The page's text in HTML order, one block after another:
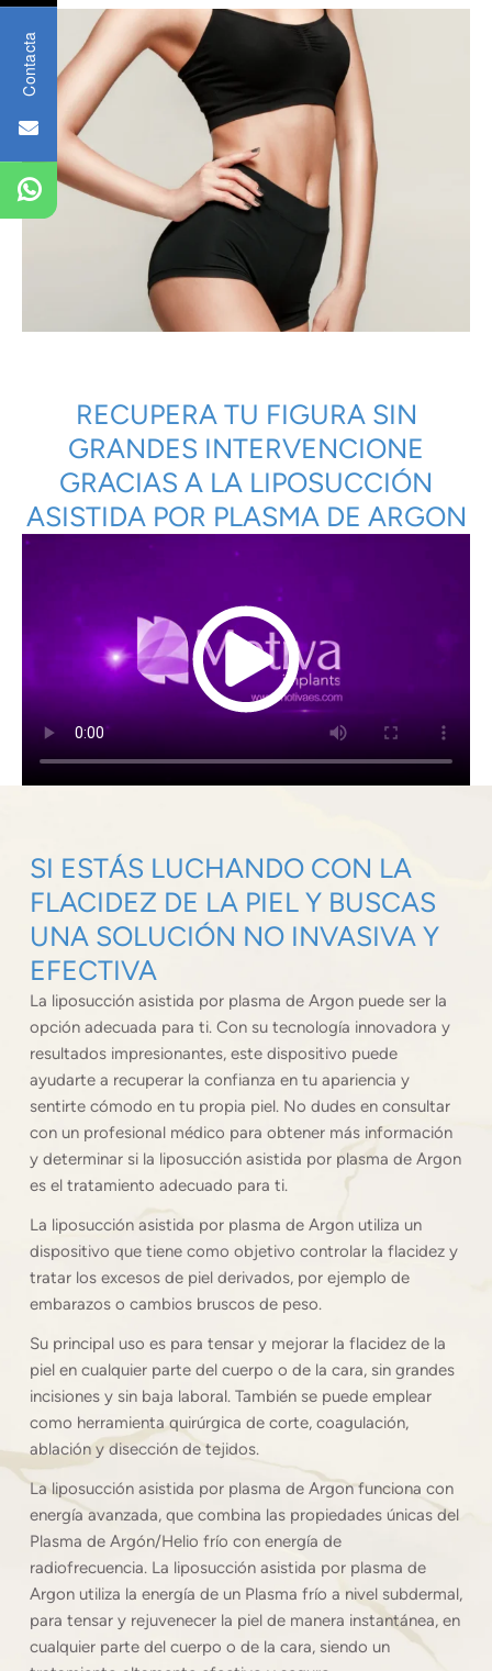
RECUPERA TU FIGURA SIN
GRANDES INTERVENCIONE
GRACIAS A LA LIPOSUCCIÓN
ASISTIDA POR PLASMA DE ARGON
SI ESTÁS LUCHANDO CON LA
FLACIDEZ DE LA PIEL Y BUSCAS
UNA SOLUCIÓN NO INVASIVA Y
EFECTIVA
La liposucción asistida por plasma de Argon puede ser la
opción adecuada para ti. Con su tecnología innovadora y
resultados impresionantes, este dispositivo puede
ayudarte a recuperar la confianza en tu apariencia y
sentirte cómodo en tu propia piel. No dudes en consultar
con un profesional médico para obtener más información
y determinar si la liposucción asistida por plasma de Argon
es el tratamiento adecuado para ti.
La liposucción asistida por plasma de Argon utiliza un
dispositivo que tiene como objetivo controlar la flacidez y
tratar los excesos de piel derivados, por ejemplo de
embarazos o cambios bruscos de peso.
Su principal uso es para tensar y mejorar la flacidez de la
piel en cualquier parte del cuerpo o de la cara, sin grandes
incisiones y sin baja laboral. También se puede emplear
como herramienta quirúrgica de corte, coagulación,
ablación y disección de tejidos.
La liposucción asistida por plasma de Argon funciona con
energía avanzada, que combina las propiedades únicas del
Plasma de Argón/Helio frío con energía de
radiofrecuencia. La liposucción asistida por plasma de
Argon utiliza la energía de un Plasma frío a nivel subdermal,
para tensar y rejuvenecer la piel de manera instantánea, en
cualquier parte del cuerpo o de la cara, siendo un
Contacta